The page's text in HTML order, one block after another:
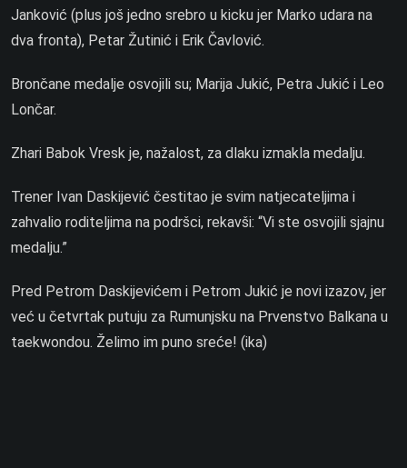
Janković (plus još jedno srebro u kicku jer Marko udara na
dva fronta), Petar Žutinić i Erik Čavlović.
Brončane medalje osvojili su; Marija Jukić, Petra Jukić i Leo
Lončar.
Zhari Babok Vresk je, nažalost, za dlaku izmakla medalju.
Trener Ivan Daskijević čestitao je svim natjecateljima i
zahvalio roditeljima na podršci, rekavši: “Vi ste osvojili sjajnu
medalju.”
Pred Petrom Daskijevićem i Petrom Jukić je novi izazov, jer
već u četvrtak putuju za Rumunjsku na Prvenstvo Balkana u
taekwondou. Želimo im puno sreće! (ika)